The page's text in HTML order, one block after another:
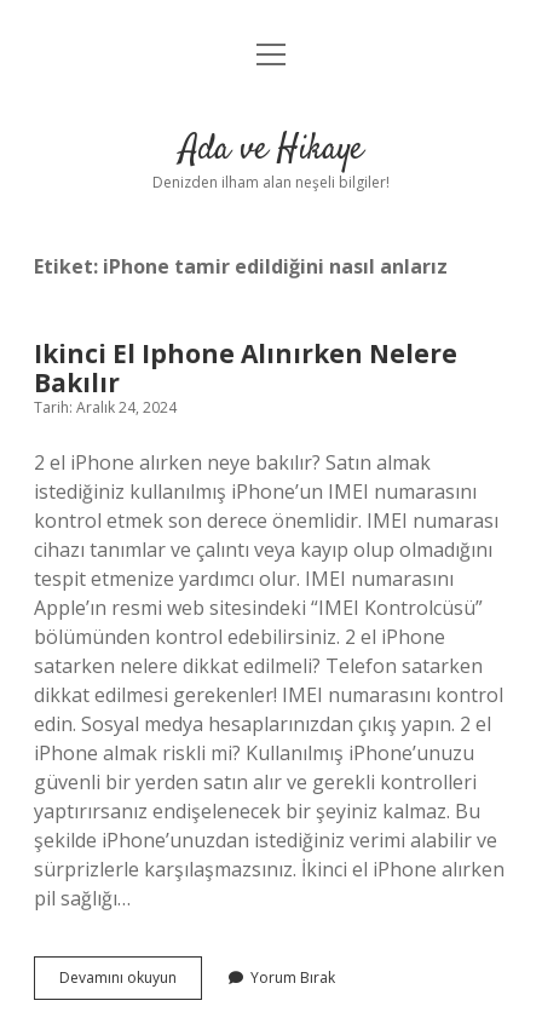
Anasayfa
Yasal Uyarı
menüyü
Ada ve Hikaye
Denizden ilham alan neşeli bilgiler!
Etiket: iPhone tamir edildiğini nasıl anlarız
Ikinci El Iphone Alınırken Nelere
Bakılır
Tarih: Aralık 24, 2024
2 el iPhone alırken neye bakılır? Satın almak
istediğiniz kullanılmış iPhone’un IMEI numarasını
kontrol etmek son derece önemlidir. IMEI numarası
cihazı tanımlar ve çalıntı veya kayıp olup olmadığını
tespit etmenize yardımcı olur. IMEI numarasını
Apple’ın resmi web sitesindeki “IMEI Kontrolcüsü”
bölümünden kontrol edebilirsiniz. 2 el iPhone
satarken nelere dikkat edilmeli? Telefon satarken
dikkat edilmesi gerekenler! IMEI numarasını kontrol
edin. Sosyal medya hesaplarınızdan çıkış yapın. 2 el
iPhone almak riskli mi? Kullanılmış iPhone’unuzu
güvenli bir yerden satın alır ve gerekli kontrolleri
yaptırırsanız endişelenecek bir şeyiniz kalmaz. Bu
şekilde iPhone’unuzdan istediğiniz verimi alabilir ve
sürprizlerle karşılaşmazsınız. İkinci el iPhone alırken
pil sağlığı…
Devamını okuyun
El
Yorum Bırak